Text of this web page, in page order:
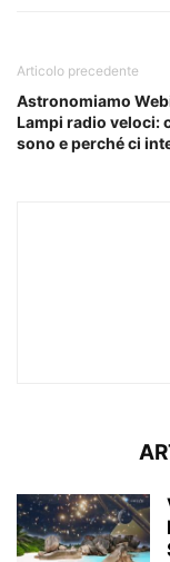
Articolo precedente
Astronomiamo
Lampi radio veloci:
sono e perché ci